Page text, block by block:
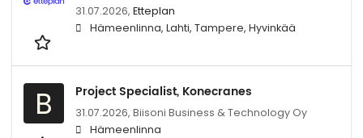
31.07.2026, Etteplan
Hämeenlinna, Lahti, Tampere, Hyvinkää
B Project Specialist, Konecranes
31.07.2026, Biisoni Business & Technology Oy
Hämeenlinna